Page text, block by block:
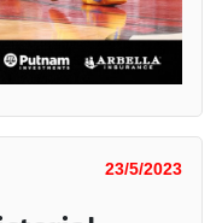
23/5/2023